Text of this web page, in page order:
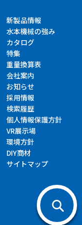
新製品情報
水本機械の強み
カタログ
特集
重量換算表
会社案内
お知らせ
採用情報
検索履歴
個人情報保護方針
VR展示場
環境方針
DIY商材
サイトマップ